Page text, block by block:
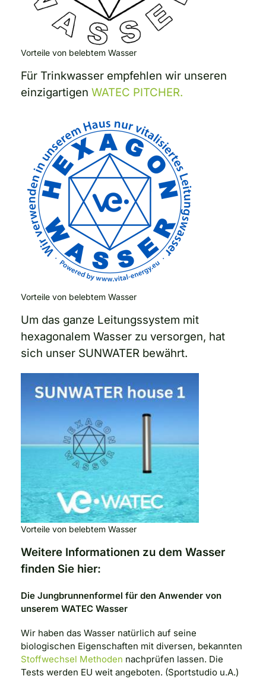
Vorteile von belebtem Wasser
Für Trinkwasser empfehlen wir unseren
einzigartigen WATEC PITCHER.
Vorteile von belebtem Wasser
Um das ganze Leitungssystem mit
hexagonalem Wasser zu versorgen, hat
sich unser SUNWATER bewährt.
Vorteile von belebtem Wasser
Weitere Informationen zu dem Wasser
finden Sie hier:
Die Jungbrunnenformel für den Anwender von
unserem WATEC Wasser
Wir haben das Wasser natürlich auf seine
biologischen Eigenschaften mit diversen, bekannten
Stoffwechsel Methoden nachprüfen lassen. Die
Tests werden EU weit angeboten. (Sportstudio u.A.)